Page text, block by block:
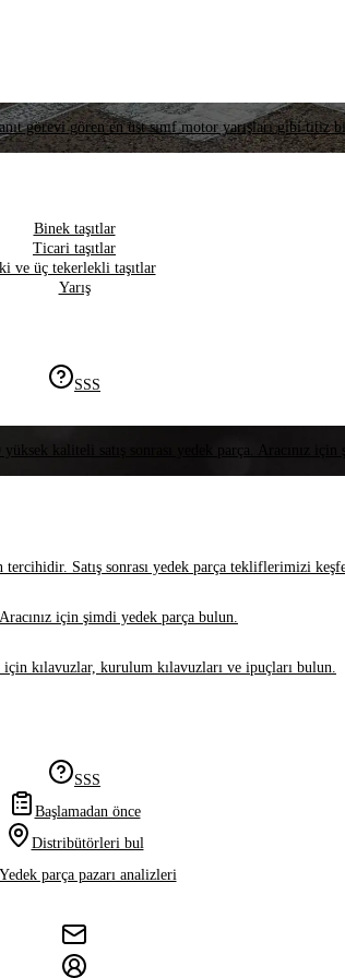
görevi gören en üst sınıf motor yarışları gibi titiz
Binek taşıtlar
Ticari taşıtlar
ve üç tekerlekli taşıtlar
Yarış
SSS
kaliteli satış sonrası yedek parça. Aracınız
Satış sonrası yedek parça tekliflerimizi
Aracınız için şimdi yedek parça bulun.
kılavuzlar, kurulum kılavuzları ve ipuçları bulun.
SSS
Başlamadan önce
Distribütörleri bul
Yedek parça pazarı analizleri